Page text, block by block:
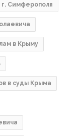
Симферополя
в Крыму
в суды Крыма